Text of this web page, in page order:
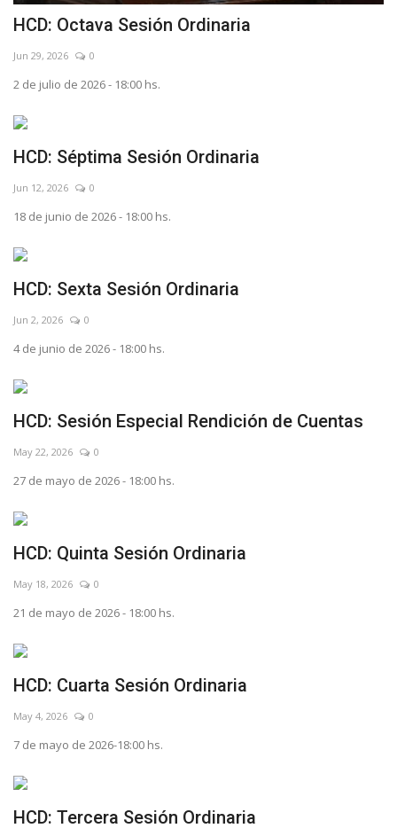
HCD: Octava Sesión Ordinaria
Jun 29, 2026 0
2 de julio de 2026 - 18:00 hs.
HCD: Séptima Sesión Ordinaria
Jun 12, 2026 0
18 de junio de 2026 - 18:00 hs.
HCD: Sexta Sesión Ordinaria
Jun 2, 2026 0
4 de junio de 2026 - 18:00 hs.
HCD: Sesión Especial Rendición de Cuentas
May 22, 2026 0
27 de mayo de 2026 - 18:00 hs.
HCD: Quinta Sesión Ordinaria
May 18, 2026 0
21 de mayo de 2026 - 18:00 hs.
HCD: Cuarta Sesión Ordinaria
May 4, 2026 0
7 de mayo de 2026-18:00 hs.
HCD: Tercera Sesión Ordinaria